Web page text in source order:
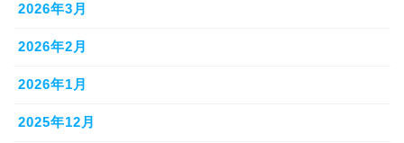
2026年3月
2026年2月
2026年1月
2025年12月